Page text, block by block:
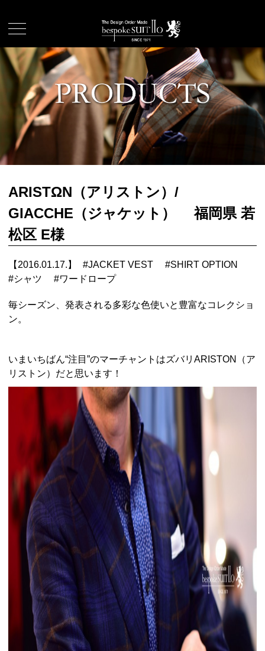
ARISTΩN（アリストン）/
GIACCHE（ジャケット） 福岡県 若
松区 E様
【2016.01.17.】 #JACKET VEST #SHIRT OPTION
#シャツ #ワードロープ
毎シーズン、発表される多彩な色使いと豊富なコレクショ
ン。
いまいちばん“注目”のマーチャントはズバリARISTON（ア
リストン）だと思います！